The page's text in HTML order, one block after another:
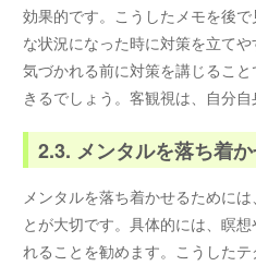
効果的です。こうしたメモを後
な状況になった時に対策を立て
気づかれる前に対策を講じるこ
きるでしょう。客観視は、自分自
2.3. メンタルを落ち着
メンタルを落ち着かせるために
とが大切です。具体的には、瞑
れることを勧めます。こうした